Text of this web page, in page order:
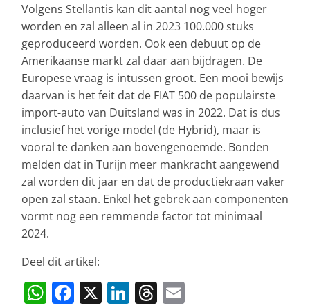
Volgens Stellantis kan dit aantal nog veel hoger
worden en zal alleen al in 2023 100.000 stuks
geproduceerd worden. Ook een debuut op de
Amerikaanse markt zal daar aan bijdragen. De
Europese vraag is intussen groot. Een mooi bewijs
daarvan is het feit dat de FIAT 500 de populairste
import-auto van Duitsland was in 2022. Dat is dus
inclusief het vorige model (de Hybrid), maar is
vooral te danken aan bovengenoemde. Bonden
melden dat in Turijn meer mankracht aangewend
zal worden dit jaar en dat de productiekraan vaker
open zal staan. Enkel het gebrek aan componenten
vormt nog een remmende factor tot minimaal
2024.
Deel dit artikel:
W F X Li T